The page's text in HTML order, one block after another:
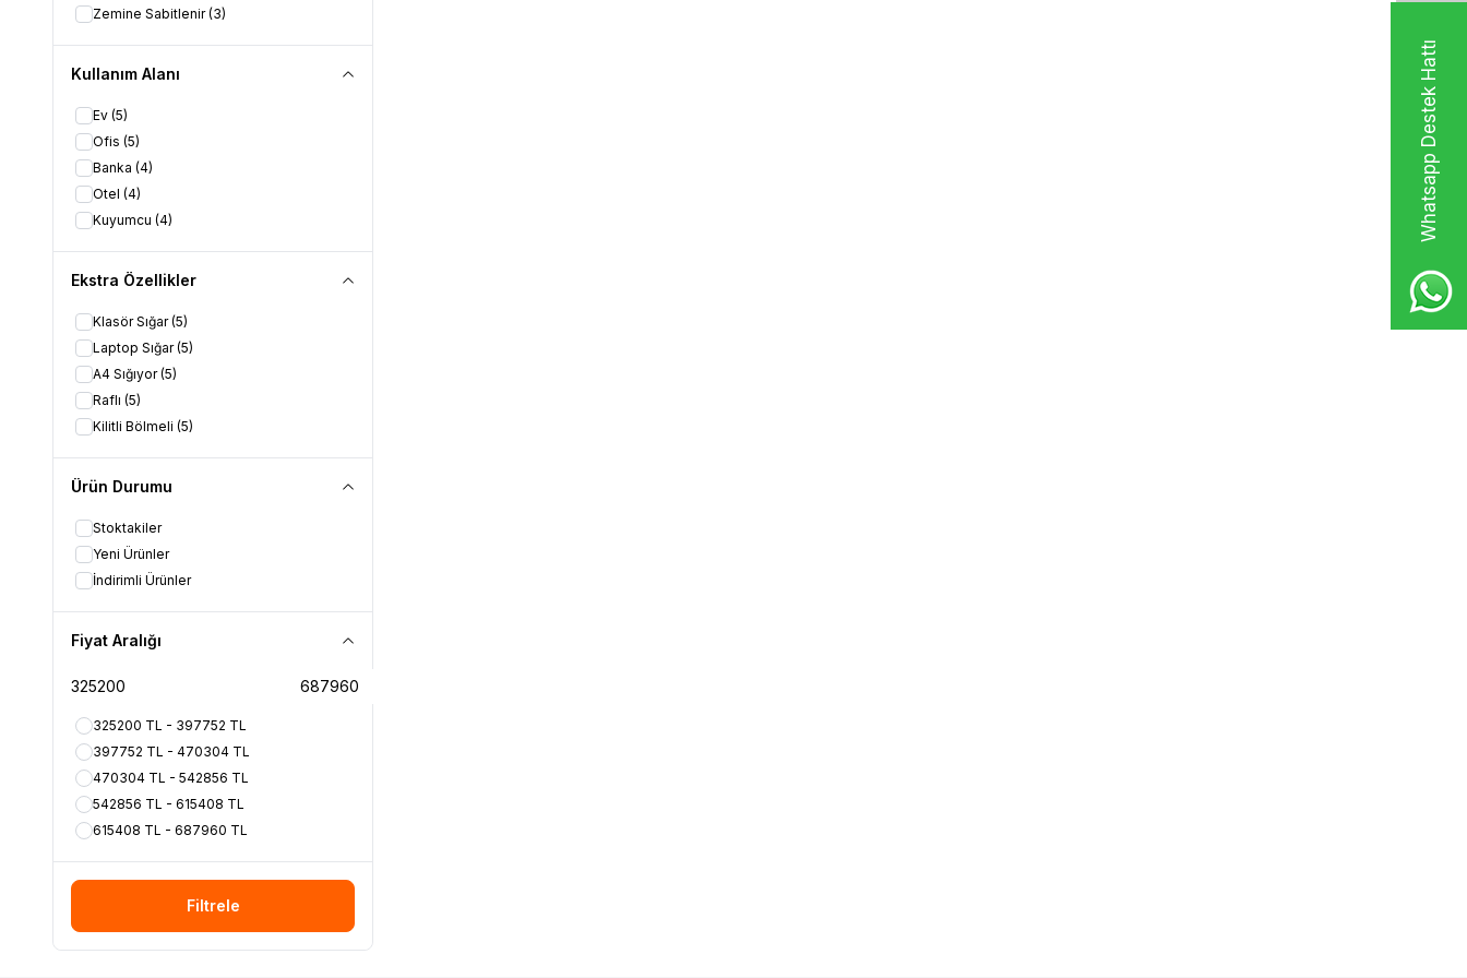
Whatsapp Destek Hattı
Zemine Sabitlenir(3)
Kullanım Alanı
Ev (5)
Ofis (5)
Banka (4)
Otel (4)
Kuyumcu (4)
Ekstra Özellikler
Klasör Sığar(5)
Laptop Sığar(5)
A4 Sığıyor(5)
Raflı (5)
Kilitli Bölmeli (5)
Ürün Durumu
Stoktakiler
Yeni Ürünler
İndirimli Ürünler
Fiyat Aralığı
325200 TL - 397752 TL
397752 TL - 470304 TL
470304 TL - 542856 TL
542856 TL - 615408 TL
615408 TL - 687960 TL
Filtrele